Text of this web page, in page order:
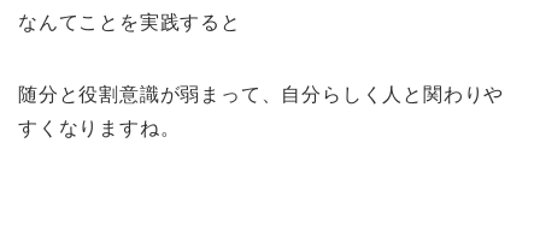
なんてことを実践すると
随分と役割意識が弱まって、自分らしく人と関わりや
すくなりますね。